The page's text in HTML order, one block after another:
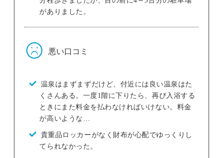
がありました。
悪い口コミ
温泉はまずまずだけど、付近には良い温泉はた
くさんある。一度1階に下りたら、再び入浴する
ときにまた料金を払わなければいけない。料金
が高いような…
貴重品ロッカーがなく財布が心配でゆっくりし
てられなかった。